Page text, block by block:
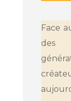
Face
des